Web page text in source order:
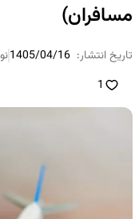
مسافران)
تاریخ انتشار: 1405/04/16
1